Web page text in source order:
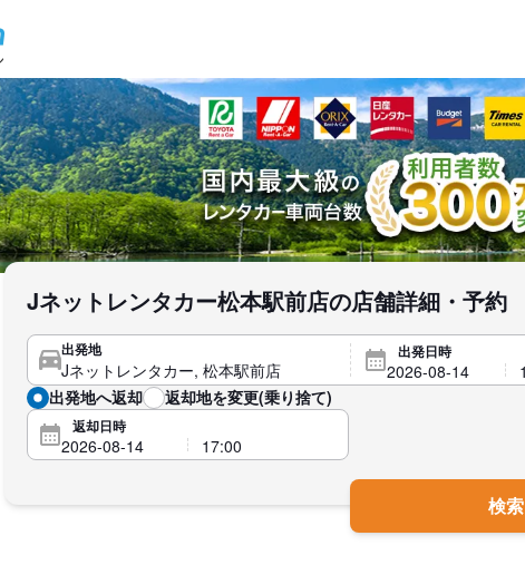
Jネットレンタカー松本駅前店の店舗詳細・予約
出発地 出発日時
出発地へ返却 返却地を変更(乗り捨て)
返却日時
検索